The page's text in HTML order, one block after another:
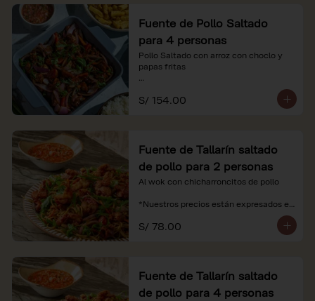
Fuente de Pollo Saltado
para 4 personas
Pollo Saltado con arroz con choclo y
papas fritas
*Nuestros precios están expresados en
soles e incluyen impuestos de ley y
S/ 154.00
Fuente de Tallarín saltado
de pollo para 2 personas
Al wok con chicharroncitos de pollo
*Nuestros precios están expresados en
recargo al consumo.
S/ 78.00
Fuente de Tallarín saltado
de pollo para 4 personas